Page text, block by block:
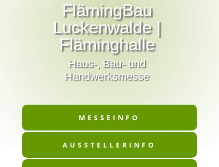
FlämingBau
Luckenwalde |
Fläminghalle
Haus-, Bau- und
Handwerksmesse
MESSEINFO
AUSSTELLERINFO